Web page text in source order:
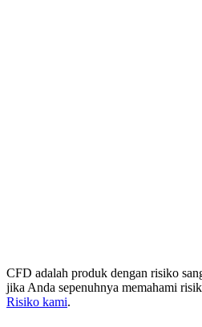
CFD adalah produk dengan risiko
jika Anda sepenuhnya memahami
Risiko kami.